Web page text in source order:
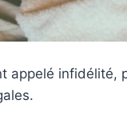
appelé